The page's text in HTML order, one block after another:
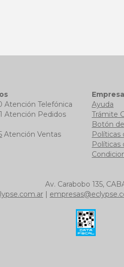
Atención Telefónica
Atención Pedidos
Atención Ventas
Empresa
Ayuda
Trámite
Botón
Políticas
Políticas
Av. Carabobo 135,
|